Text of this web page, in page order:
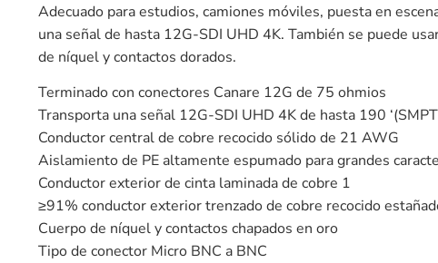
Adecuado para estudios, camiones móviles, puesta en
una señal de hasta 12G-SDI UHD 4K. También se puede
de níquel y contactos dorados.
Terminado con conectores Canare 12G de 75 ohmios
Transporta una señal 12G-SDI UHD 4K de hasta 190
Conductor central de cobre recocido sólido de 21 AWG
Aislamiento de PE altamente espumado para grandes
Conductor exterior de cinta laminada de cobre 1
≥91% conductor exterior trenzado de cobre recocido
Cuerpo de níquel y contactos chapados en oro
Tipo de conector Micro BNC a BNC